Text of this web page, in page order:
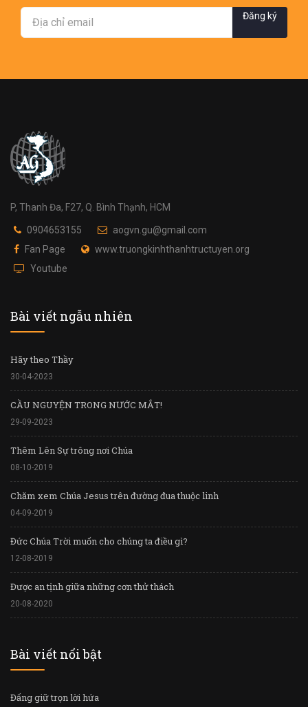
Đăng ký
P, Thanh Đa, F27, Q. Bình Thạnh, HCM
0904653155
aogvn.gu@gmail.com
Fan Page
www.truongkinhthanhtructuyen.org
Youtube
Bài viết ngẫu nhiên
Hãy theo Thầy
30-04-2023
CẦU NGUYỆN TRONG NƯỚC MẮT!
29-09-2023
Thêm Lên Sự trông nơi Chúa
08-10-2019
Chăm xem Chúa Jesus trên đường đua thuộc linh
04-09-2019
Đức Chúa Trời muốn cho chúng ta điều gì?
12-08-2019
Được an tịnh giữa những cơn thử thách
20-08-2020
Bài viết nổi bật
Đấng giữ trọn lời hứa